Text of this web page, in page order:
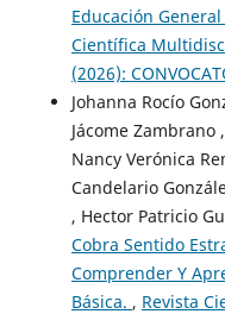
Educación
Científica
(2026):
Johanna Rocío
Jácome Zambrano
Nancy Verónica
Candelario
, Hector Patricio
Cobra Sentido
Comprender Y
Básica. , Revista